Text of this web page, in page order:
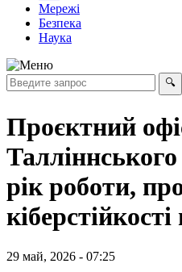
Мережі
Безпека
Наука
Проєктний
рік роботи,
29 май, 2026 - 07:25